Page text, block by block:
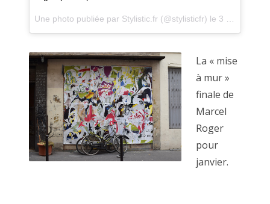
Une photo publiée par Stylistic.fr (@stylisticfr) le 3 Févr. 2016 à 7h25 PST
La « mise
à mur »
finale de
Marcel
Roger
pour
janvier.
"Pédale Pédale", décembre 2018